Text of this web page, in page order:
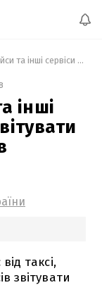
Таксі, маркетплейси та інші сервіси зобов'яжуть звітувати про заробітки клієнтів
інші
таксі,
звітувати